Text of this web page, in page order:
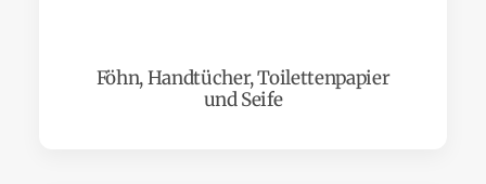
Föhn, Handtücher, Toilettenpapier
und Seife